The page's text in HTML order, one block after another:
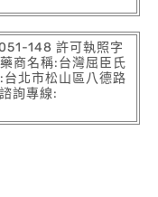
148 許可執照字
商名稱:台灣屈臣氏
北市松山區八德路
詢專線: